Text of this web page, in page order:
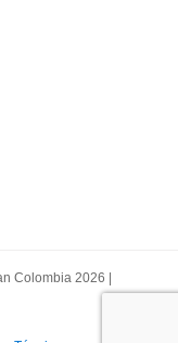
Colombia 2026 |